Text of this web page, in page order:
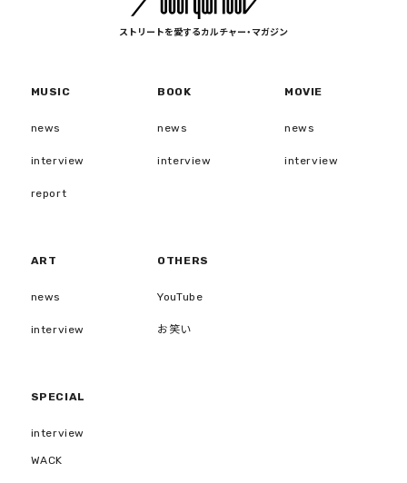
ストリートを愛するカルチャー・マガジン
MUSIC
news
interview
report
BOOK
news
interview
MOVIE
news
interview
ART
news
interview
OTHERS
YouTube
お笑い
SPECIAL
interview
WACK